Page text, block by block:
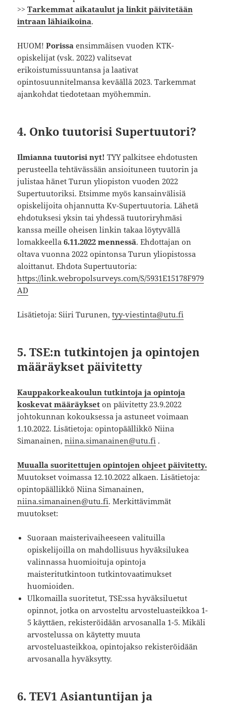
>>Tarkemmat aikataulut ja linkit päivitetään
intraan lähiaikoina.
HUOM!Porissa ensimmäisen vuoden KTK-
opiskelijat (vsk. 2022) valitsevat
erikoistumissuuntansa ja laativat
opintosuunnitelmansa keväällä 2023. Tarkemmat
ajankohdat tiedotetaan myöhemmin.
4. Onko tuutorisi Supertuutori?
Ilmianna tuutorisi nyt! TYY palkitsee ehdotusten
perusteella tehtävässään ansioituneen tuutorin ja
julistaa hänet Turun yliopiston vuoden 2022
Supertuutoriksi. Etsimme myös kansainvälisiä
opiskelijoita ohjannutta Kv-Supertuutoria. Lähetä
ehdotuksesi yksin tai yhdessä tuutoriryhmäsi
kanssa meille oheisen linkin takaa löytyvällä
lomakkeella6.11.2022 mennessä. Ehdottajan on
oltava vuonna 2022 opintonsa Turun yliopistossa
aloittanut. Ehdota Supertuutoria:
https://link.webropolsurveys.com/S/5931E15178F979
AD
Lisätietoja: Siiri Turunen,tyy-viestinta@utu.fi
5. TSE:n tutkintojen ja opintojen
määräykset päivitetty
Kauppakorkeakoulun tutkintoja ja opintoja
koskevat määräykset on päivitetty 23.9.2022
johtokunnan kokouksessa ja astuneet voimaan
1.10.2022. Lisätietoja: opintopäällikkö Niina
Simanainen,niina.simanainen@utu.fi .
Muualla suoritettujen opintojen ohjeet päivitetty.
Muutokset voimassa 12.10.2022 alkaen. Lisätietoja:
opintopäällikkö Niina Simanainen,
niina.simanainen@utu.fi. Merkittävimmät
muutokset:
Suoraan maisterivaiheeseen valituilla
opiskelijoilla on mahdollisuus hyväksilukea
valinnassa huomioituja opintoja
maisteritutkintoon tutkintovaatimukset
huomioiden.
Ulkomailla suoritetut, TSE:ssa hyväksiluetut
opinnot, jotka on arvosteltu arvosteluasteikkoa 1-
5 käyttäen, rekisteröidään arvosanalla 1-5. Mikäli
arvostelussa on käytetty muuta
arvosteluasteikkoa, opintojakso rekisteröidään
arvosanalla hyväksytty.
6. TEV1 Asiantuntijan ja